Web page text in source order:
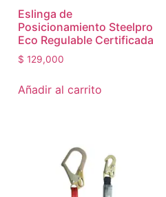
Eslinga de
Posicionamiento Steelpro
Eco Regulable Certificada
$ 129,000
Añadir al carrito